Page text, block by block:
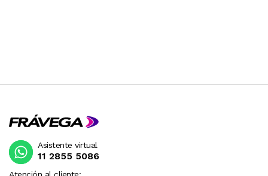
Atención al cliente:
Asistente virtual
11 2855 5086